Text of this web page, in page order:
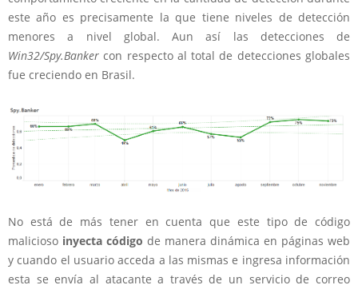
este año es precisamente la que tiene niveles de detección
menores a nivel global. Aun así las detecciones de
Win32/Spy.Banker con respecto al total de detecciones globales
fue creciendo en Brasil.
No está de más tener en cuenta que este tipo de código
malicioso inyecta código de manera dinámica en páginas web
y cuando el usuario acceda a las mismas e ingresa información
esta se envía al atacante a través de un servicio de correo